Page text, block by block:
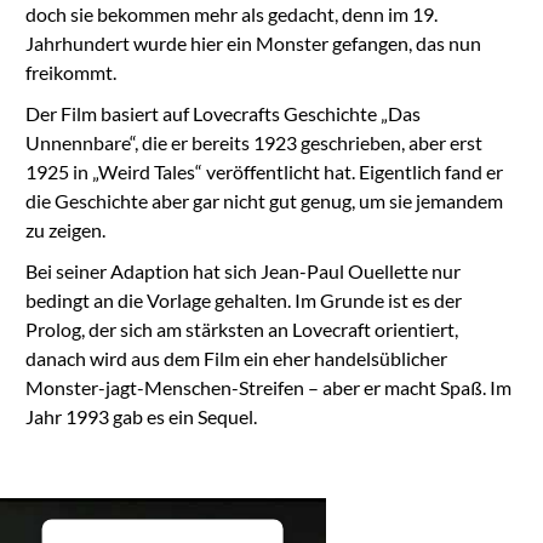
doch sie bekommen mehr als gedacht, denn im 19.
Jahrhundert wurde hier ein Monster gefangen, das nun
freikommt.
Der Film basiert auf Lovecrafts Geschichte „Das
Unnennbare“, die er bereits 1923 geschrieben, aber erst
1925 in „Weird Tales“ veröffentlicht hat. Eigentlich fand er
die Geschichte aber gar nicht gut genug, um sie jemandem
zu zeigen.
Bei seiner Adaption hat sich Jean-Paul Ouellette nur
bedingt an die Vorlage gehalten. Im Grunde ist es der
Prolog, der sich am stärksten an Lovecraft orientiert,
danach wird aus dem Film ein eher handelsüblicher
Monster-jagt-Menschen-Streifen – aber er macht Spaß. Im
Jahr 1993 gab es ein Sequel.